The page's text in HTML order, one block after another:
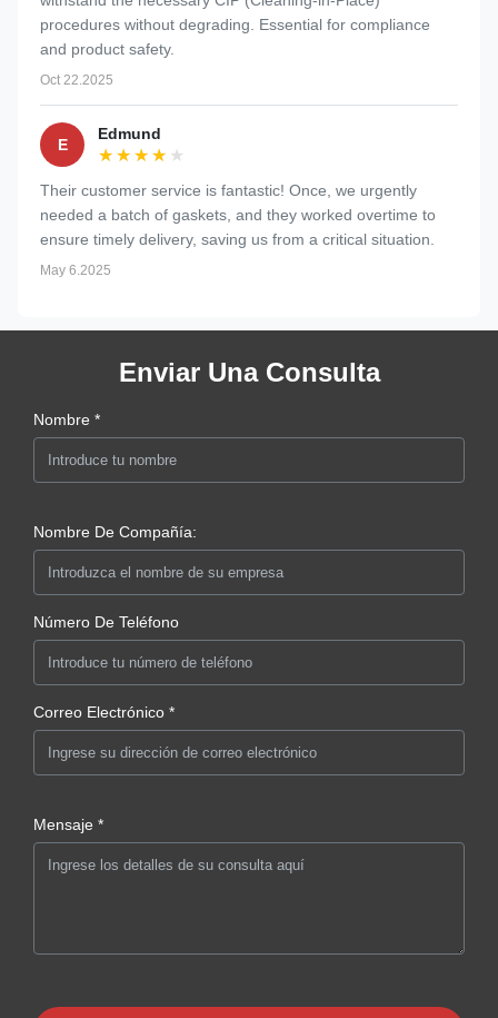
procedures without degrading. Essential for compliance
and product safety.
Oct 22.2025
E
Edmund
★★★★★
★★★★★
Their customer service is fantastic! Once, we urgently
needed a batch of gaskets, and they worked overtime to
ensure timely delivery, saving us from a critical situation.
May 6.2025
Enviar Una Consulta
Nombre *
Nombre De Compañía:
Número De Teléfono
Correo Electrónico *
Mensaje *